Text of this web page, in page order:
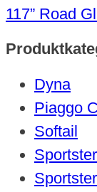
117” Road
Dyna
Piaggo
Softail
Sportster